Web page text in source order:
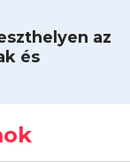
az
és